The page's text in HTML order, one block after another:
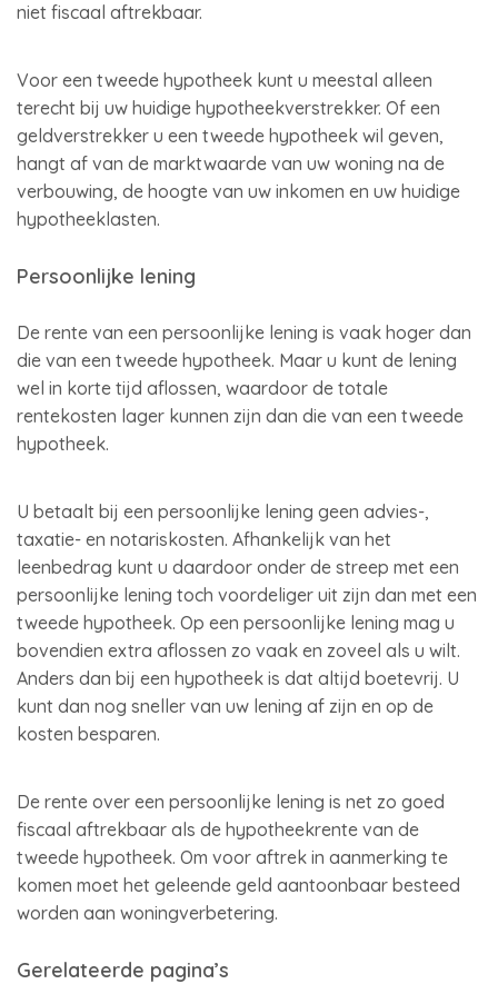
niet fiscaal aftrekbaar.
Voor een tweede hypotheek kunt u meestal alleen
terecht bij uw huidige hypotheekverstrekker. Of een
geldverstrekker u een tweede hypotheek wil geven,
hangt af van de marktwaarde van uw woning na de
verbouwing, de hoogte van uw inkomen en uw huidige
hypotheeklasten.
Persoonlijke lening
De rente van een persoonlijke lening is vaak hoger dan
die van een tweede hypotheek. Maar u kunt de lening
wel in korte tijd aflossen, waardoor de totale
rentekosten lager kunnen zijn dan die van een tweede
hypotheek.
U betaalt bij een persoonlijke lening geen advies-,
taxatie- en notariskosten. Afhankelijk van het
leenbedrag kunt u daardoor onder de streep met een
persoonlijke lening toch voordeliger uit zijn dan met een
tweede hypotheek. Op een persoonlijke lening mag u
bovendien extra aflossen zo vaak en zoveel als u wilt.
Anders dan bij een hypotheek is dat altijd boetevrij. U
kunt dan nog sneller van uw lening af zijn en op de
kosten besparen.
De rente over een persoonlijke lening is net zo goed
fiscaal aftrekbaar als de hypotheekrente van de
tweede hypotheek. Om voor aftrek in aanmerking te
komen moet het geleende geld aantoonbaar besteed
worden aan woningverbetering.
Gerelateerde pagina’s